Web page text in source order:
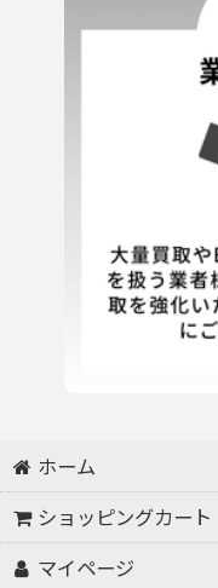
ホーム
ショッピングカート
マイページ